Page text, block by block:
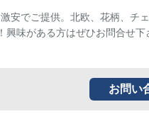
安でご提供。北欧、花柄、チ
興味がある方はぜひお問合せ下
お問い